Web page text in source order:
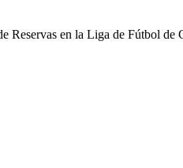
Reservas en la Liga de Fútbol de